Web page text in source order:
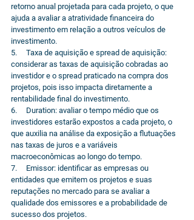
retorno anual projetada para cada projeto, o que
ajuda a avaliar a atratividade financeira do
investimento em relação a outros veículos de
investimento.
5.     Taxa de aquisição e spread de aquisição:
considerar as taxas de aquisição cobradas ao
investidor e o spread praticado na compra dos
projetos, pois isso impacta diretamente a
rentabilidade final do investimento.
6.     Duration: avaliar o tempo médio que os
investidores estarão expostos a cada projeto, o
que auxilia na análise da exposição a flutuações
nas taxas de juros e a variáveis
macroeconômicas ao longo do tempo.
7.     Emissor: identificar as empresas ou
entidades que emitem os projetos e suas
reputações no mercado para se avaliar a
qualidade dos emissores e a probabilidade de
sucesso dos projetos.